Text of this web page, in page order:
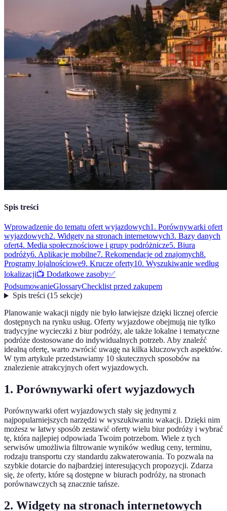
Spis treści
Wprowadzenie do tematu ofert wyjazdowych1. Porównywarki ofert
wyjazdowych2. Widgety na stronach internetowych3. Bazy danych
ofert4. Media społecznościowe i grupy podróżnicze5. Biura
podróży6. Aplikacje mobilne7. Rekomendacje od znajomych8.
Programy lojalnościowe9. Krucze oferty10. Wyszukiwanie według
lokalizacji📺 Dodatkowe zasoby✅
PodsumowanieGlossaryChecklist przed zakupem
Spis treści(15 sekcje)
Planowanie wakacji nigdy nie było łatwiejsze dzięki licznej ofercie
dostępnych na rynku usług. Oferty wyjazdowe obejmują nie tylko
tradycyjne wycieczki z biur podróży, ale także lokalne i tematyczne
podróże dostosowane do indywidualnych potrzeb. Aby znaleźć
idealną ofertę, warto zwrócić uwagę na kilka kluczowych aspektów.
W tym artykule przedstawiamy 10 skutecznych sposobów na
znalezienie atrakcyjnych ofert wyjazdowych.
1. Porównywarki ofert wyjazdowych
Porównywarki ofert wyjazdowych stały się jednymi z
najpopularniejszych narzędzi w wyszukiwaniu wakacji. Dzięki nim
możesz w łatwy sposób zestawić oferty wielu biur podróży i wybrać
tę, która najlepiej odpowiada Twoim potrzebom. Wiele z tych
serwisów umożliwia filtrowanie wyników według ceny, terminu,
rodzaju transportu czy standardu zakwaterowania. To pozwala na
szybkie dotarcie do najbardziej interesujących propozycji. Zdarza
się, że oferty, które są dostępne w biurach podróży, na stronach
porównawczych są znacznie tańsze.
2. Widgety na stronach internetowych